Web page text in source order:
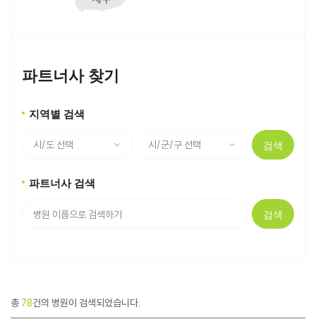
파트너사 찾기
지역별 검색
검색
파트너사 검색
검색
총 78건의 병원이 검색되었습니다.